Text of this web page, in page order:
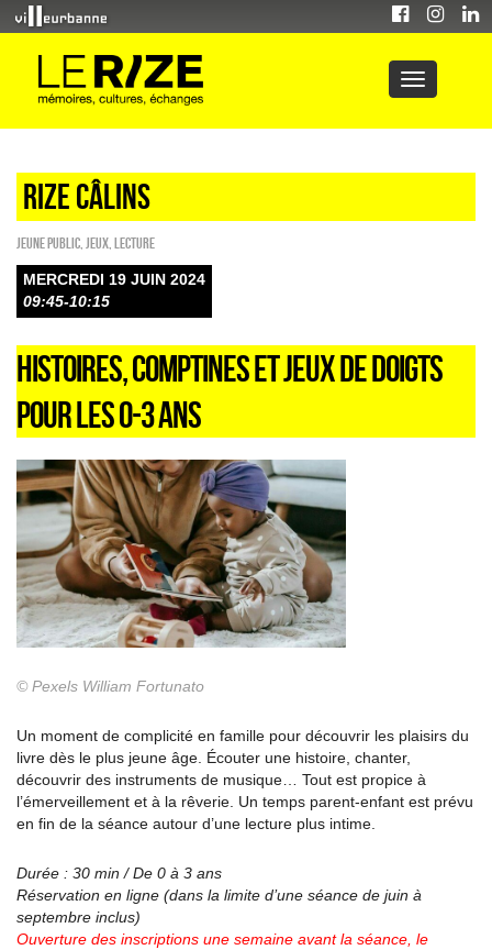
Rize câlins
Jeune public Jeux Lecture
MERCREDI 19 JUIN 2024
09:45-10:15
HISTOIRES, COMPTINES ET JEUX DE DOIGTS
POUR LES 0-3 ANS
© Pexels William Fortunato
Un moment de complicité en famille pour découvrir les plaisirs du
livre dès le plus jeune âge. Écouter une histoire, chanter,
découvrir des instruments de musique… Tout est propice à
l’émerveillement et à la rêverie. Un temps parent-enfant est prévu
en fin de la séance autour d’une lecture plus intime.
Durée : 30 min / De 0 à 3 ans
Réservation en ligne (dans la limite d’une séance de juin à
septembre inclus)
Ouverture des inscriptions une semaine avant la séance, le